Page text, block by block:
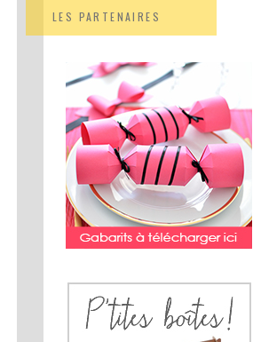
LES PARTENAIRES